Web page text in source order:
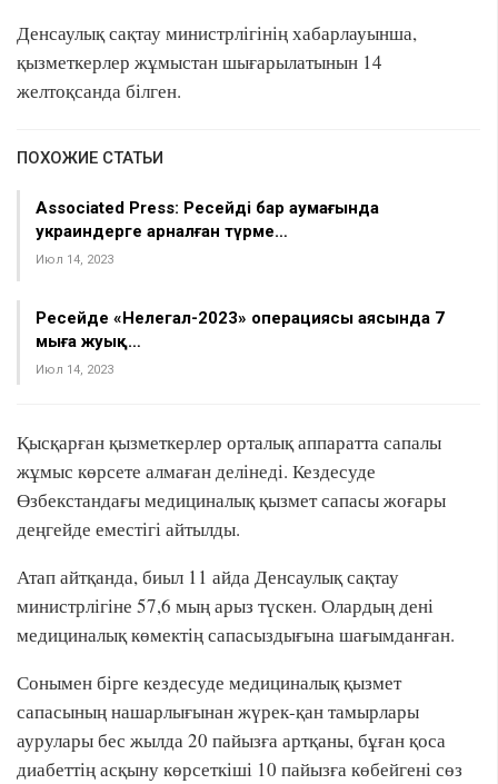
Денсаулық сақтау министрлігінің хабарлауынша,
қызметкерлер жұмыстан шығарылатынын 14
желтоқсанда білген.
ПОХОЖИЕ СТАТЬИ
Associated Press: Ресейдің бар аумағында
украиндерге арналған түрме…
Июл 14, 2023
Ресейде «Нелегал-2023» операциясы аясында 7
мыңға жуық…
Июл 14, 2023
Қысқарған қызметкерлер орталық аппаратта сапалы
жұмыс көрсете алмаған делінеді. Кездесуде
Өзбекстандағы медициналық қызмет сапасы жоғары
деңгейде еместігі айтылды.
Атап айтқанда, биыл 11 айда Денсаулық сақтау
министрлігіне 57,6 мың арыз түскен. Олардың дені
медициналық көмектің сапасыздығына шағымданған.
Сонымен бірге кездесуде медициналық қызмет
сапасының нашарлығынан жүрек-қан тамырлары
аурулары бес жылда 20 пайызға артқаны, бұған қоса
диабеттің асқыну көрсеткіші 10 пайызға көбейгені сөз